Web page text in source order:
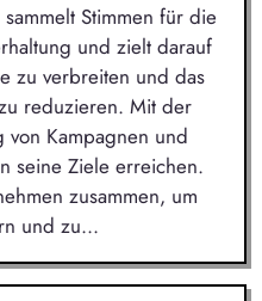
Stimmen für die
und zielt darauf
zu verbreiten und das
reduzieren. Mit der
Kampagnen und
seine Ziele erreichen.
zusammen, um
und zu...